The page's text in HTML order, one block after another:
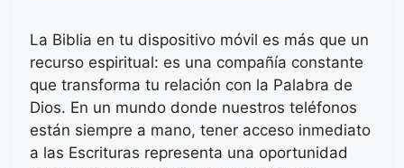
La Biblia en tu dispositivo móvil es más que un
recurso espiritual: es una compañía constante
que transforma tu relación con la Palabra de
Dios. En un mundo donde nuestros teléfonos
están siempre a mano, tener acceso inmediato
a las Escrituras representa una oportunidad